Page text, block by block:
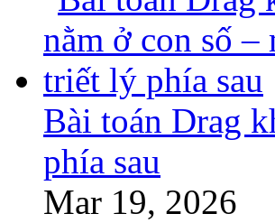
Bài toán Drag
phía sau
Mar 19, 2026